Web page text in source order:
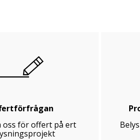
oss för offert på ert